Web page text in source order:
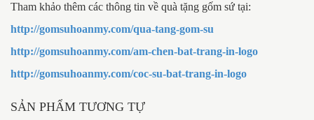
Tham khảo thêm các thông tin về quà tặng gốm sứ tại:
http://gomsuhoanmy.com/qua-tang-gom-su
http://gomsuhoanmy.com/am-chen-bat-trang-in-logo
http://gomsuhoanmy.com/coc-su-bat-trang-in-logo
SẢN PHẨM TƯƠNG TỰ